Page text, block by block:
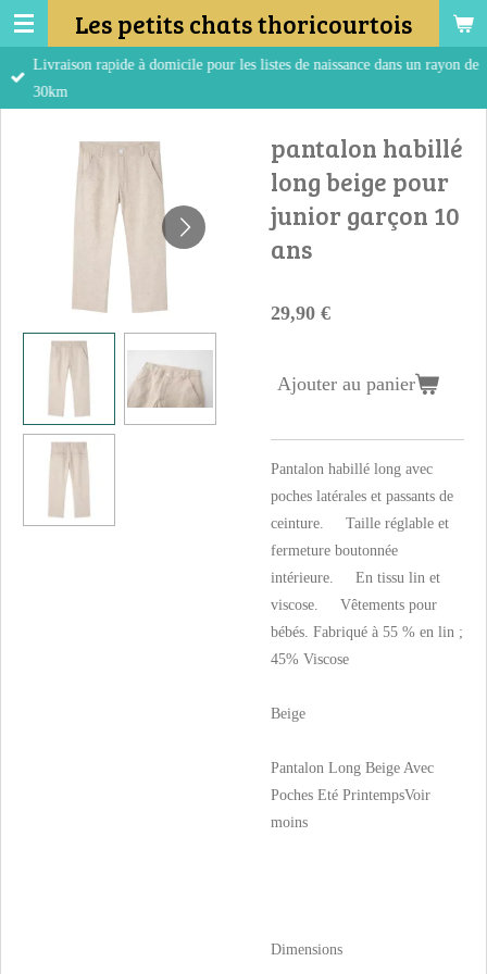
Passer
au
contenu
Les petits chats thoricourtois
Livraison rapide à domicile pour les listes de naissance dans un rayon de
30km
pantalon habillé
long beige pour
junior garçon 10
ans
29,90 €
Ajouter au panier
Pantalon habillé long avec
poches latérales et passants de
ceinture. Taille réglable et
fermeture boutonnée
intérieure. En tissu lin et
viscose. Vêtements pour
bébés. Fabriqué à 55 % en lin ;
45% Viscose
Beige
Pantalon Long Beige Avec
Poches Eté PrintempsVoir
moins
Dimensions